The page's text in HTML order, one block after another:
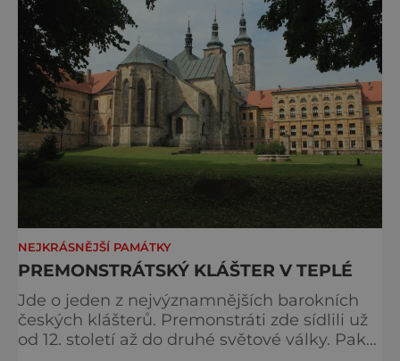
NEJKRÁSNĚJŠÍ PAMÁTKY
PREMONSTRÁTSKÝ KLÁŠTER V TEPLÉ
Jde o jeden z nejvýznamnějších barokních
českých klášterů. Premonstráti zde sídlili už
od 12. století až do druhé světové války. Pak